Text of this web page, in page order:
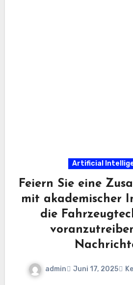
Artificial
Feiern Sie eine
mit akademischer
die
admin Juni 17, 2025